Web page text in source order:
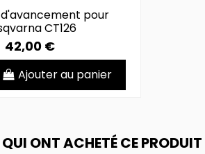
pour
CT126
42,00 €
Ajouter au panier
ONT ACHETÉ CE